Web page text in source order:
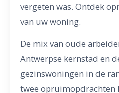
vergeten was. Ontdek
van uw woning.
De mix van oude
Antwerpse kernstad en
gezinswoningen in de
twee opruimopdrachten